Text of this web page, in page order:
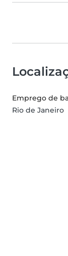
Emprego de
Rio de Janeiro